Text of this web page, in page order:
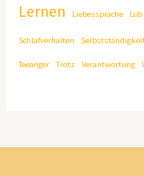
Lernen Liebessprache Lob
Schlafverhalten
Teeanger Trotz Verantwortung